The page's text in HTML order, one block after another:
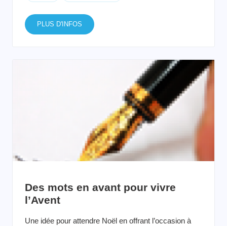
PLUS D'INFOS
Des mots en avant pour vivre
l’Avent
Une idée pour attendre Noël en offrant l’occasion à